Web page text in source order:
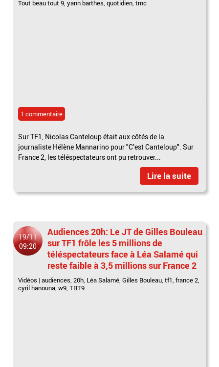
Tout beau tout 9,yann barthes,quotidien,tmc
1 commentaire
Sur TF1, Nicolas Canteloup était aux côtés de la
journaliste Hélène Mannarino pour "C’est Canteloup". Sur
France 2, les téléspectateurs ont pu retrouver...
Lire la suite
19/11
09:20
Audiences 20h: Le JT de Gilles Bouleau
sur TF1 frôle les 5 millions de
téléspectateurs face à Léa Salamé qui
reste faible à 3,5 millions sur France 2
Vidéos |audiences,20h, Léa Salamé,Gilles Bouleau,tf1,france 2,
cyril hanouna,w9,TBT9